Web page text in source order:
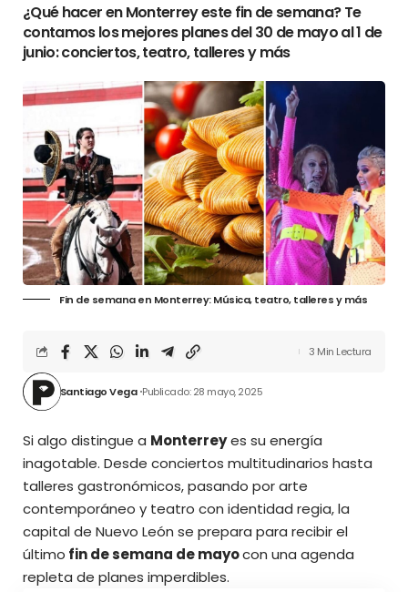
¿Qué hacer en Monterrey este fin de semana? Te
contamos los mejores planes del 30 de mayo al 1 de
junio: conciertos, teatro, talleres y más
Fin de semana en Monterrey: Música, teatro, talleres y más
Santiago Vega Publicado: 28 mayo, 2025
3 Min Lectura
Si algo distingue a Monterreyes su energía
inagotable. Desde conciertos multitudinarios hasta
talleres gastronómicos, pasando por arte
contemporáneo y teatro con identidad regia, la
capital de Nuevo León se prepara para recibir el
último fin de semana de mayocon una agenda
repleta de planes imperdibles.